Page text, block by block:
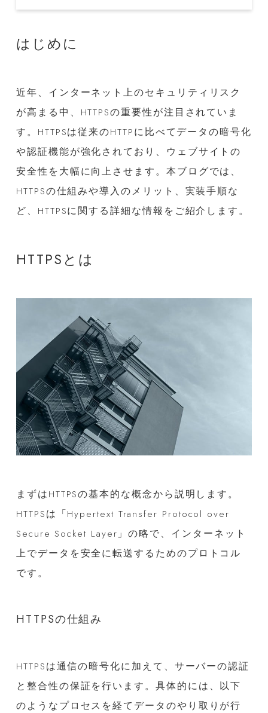
はじめに
近年、インターネット上のセキュリティリスク
が高まる中、HTTPSの重要性が注目されていま
す。HTTPSは従来のHTTPに比べてデータの暗号化
や認証機能が強化されており、ウェブサイトの
安全性を大幅に向上させます。本ブログでは、
HTTPSの仕組みや導入のメリット、実装手順な
ど、HTTPSに関する詳細な情報をご紹介します。
HTTPSとは
まずはHTTPSの基本的な概念から説明します。
HTTPSは「Hypertext Transfer Protocol over
Secure Socket Layer」の略で、インターネット
上でデータを安全に転送するためのプロトコル
です。
HTTPSの仕組み
HTTPSは通信の暗号化に加えて、サーバーの認証
と整合性の保証を行います。具体的には、以下
のようなプロセスを経てデータのやり取りが行